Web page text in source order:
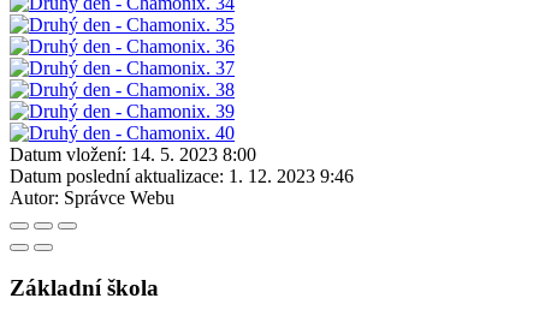
Datum vložení: 14. 5. 2023 8:00
Datum poslední aktualizace: 1. 12. 2023 9:46
Autor: Správce Webu
Základní škola